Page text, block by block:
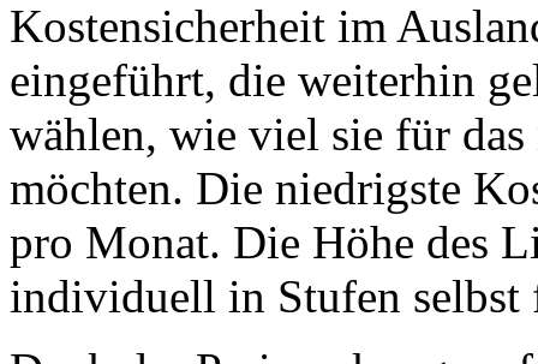
Kostensicherheit im
eingeführt, die weiterhin
wählen, wie viel sie für
möchten. Die niedrigste
pro Monat. Die Höhe des
individuell in Stufen selbst